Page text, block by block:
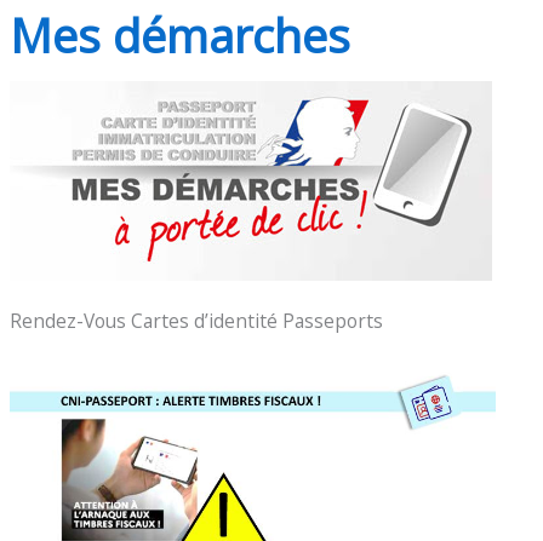
Mes démarches
Rendez-Vous Cartes d’identité Passeports